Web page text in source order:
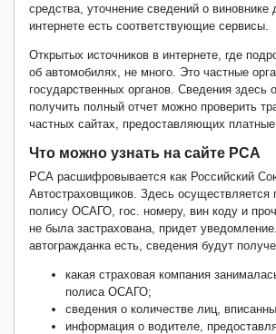
средства, уточнение сведений о виновнике
интернете есть соответствующие сервисы.
Открытых источников в интернете, где
об автомобилях, не много. Это частные
государственных органов. Сведения здесь
получить полный отчет можно проверить
частных сайтах, предоставляющих платные
Что можно узнать на сайте РСА
РСА расшифровывается как Российский
Автостраховщиков. Здесь осуществляется
полису ОСАГО, гос. номеру, вин коду и
не была застрахована, придет
автогражданка есть, сведения будут
какая страховая компания
полиса ОСАГО;
сведения о количестве лиц,
информация о водителе,